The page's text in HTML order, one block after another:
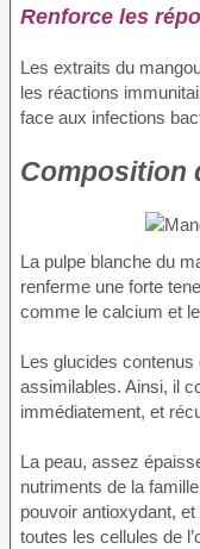
Renforce les
Les extraits du
les réactions
face aux infections
Composition
La pulpe blanche du
renferme une forte
comme le calcium et
Les glucides
assimilables. Ainsi, il
immédiatement, et
La peau, assez
nutriments de la
pouvoir antioxydant,
toutes les cellules de